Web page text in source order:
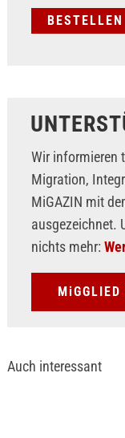
Wir informieren
Migration,
MiGAZIN mit
ausgezeichnet.
nichts mehr:
MiGGLIED
Auch interessant